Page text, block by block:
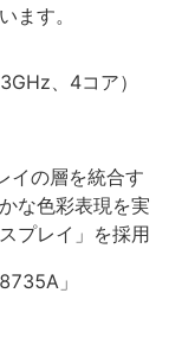
ます。
、4コア）
イの層を統合す
な色彩表現を実
プレイ」を採用
」